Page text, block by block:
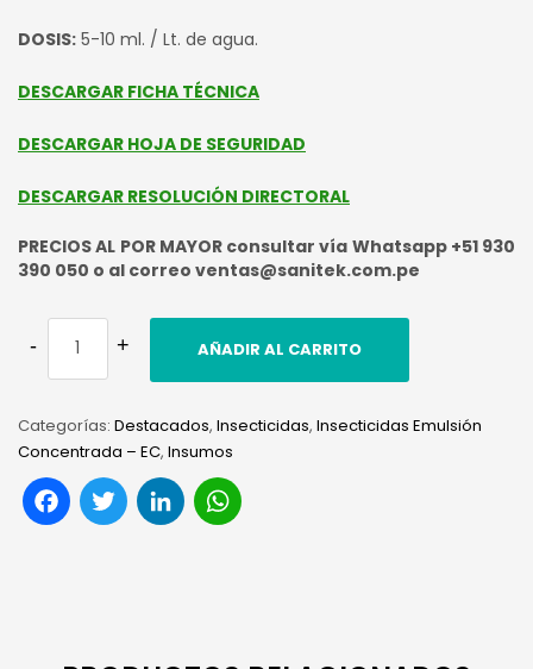
DOSIS: 5-10 ml. / Lt. de agua.
DESCARGAR FICHA TÉCNICA
DESCARGAR HOJA DE SEGURIDAD
DESCARGAR RESOLUCIÓN DIRECTORAL
PRECIOS AL POR MAYOR consultar vía Whatsapp +51 930
390 050 o al correo ventas@sanitek.com.pe
AÑADIR AL CARRITO
Categorías: Destacados, Insecticidas, Insecticidas Emulsión
Concentrada – EC, Insumos
Facebook
TwitterLinkedIn